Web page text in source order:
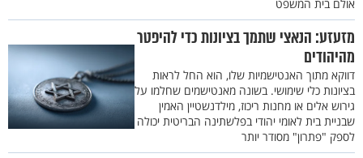
אולם בית המשפט
מזעזע: הנאצי שתמך בציונות כדי להיפטר
מהיהודים
דווקא מתוך האנטישמיות שלו, הוא החל לראות
בציונות כלי שימושי. בשונה מאנטישמים שחלמו על
גירוש אלים או מחנות ריכוז, מילדנשטיין האמין
שבניית בית לאומי יהודי בפלשתינה הבריטית יכולה
לספק "פתרון" מסודר יותר